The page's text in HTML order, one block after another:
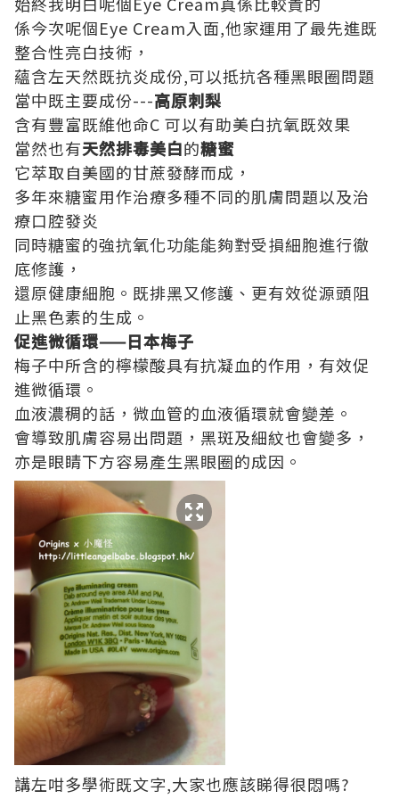
係今次呢個Eye Cream入面,他家運用了最先進既
整合性亮白技術，
蘊含左天然既抗炎成份,可以抵抗各種黑眼圈問題
當中既主要成份---高原刺梨
含有豐富既維他命C 可以有助美白抗氧既效果
當然也有天然排毒美白的糖蜜
它萃取自美國的甘蔗發酵而成，
多年來糖蜜用作治療多種不同的肌膚問題以及治
療口腔發炎
同時糖蜜的強抗氧化功能能夠對受損細胞進行徹
底修護，
還原健康細胞。既排黑又修護、更有效從源頭阻
止黑色素的生成。
促進微循環——日本梅子
梅子中所含的檸檬酸具有抗凝血的作用，有效促
進微循環。
血液濃稠的話，微血管的血液循環就會變差。
會導致肌膚容易出問題，黑斑及細紋也會變多，
亦是眼睛下方容易產生黑眼圈的成因。
講左咁多學術既文字,大家也應該睇得很悶嗎?